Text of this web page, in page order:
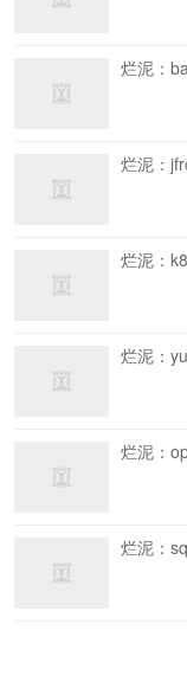
烂泥：
烂泥：
烂泥：
烂泥：
烂泥：
烂泥：